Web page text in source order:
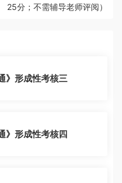
25分；不需辅导老师评阅）
》形成性考核三
》形成性考核四